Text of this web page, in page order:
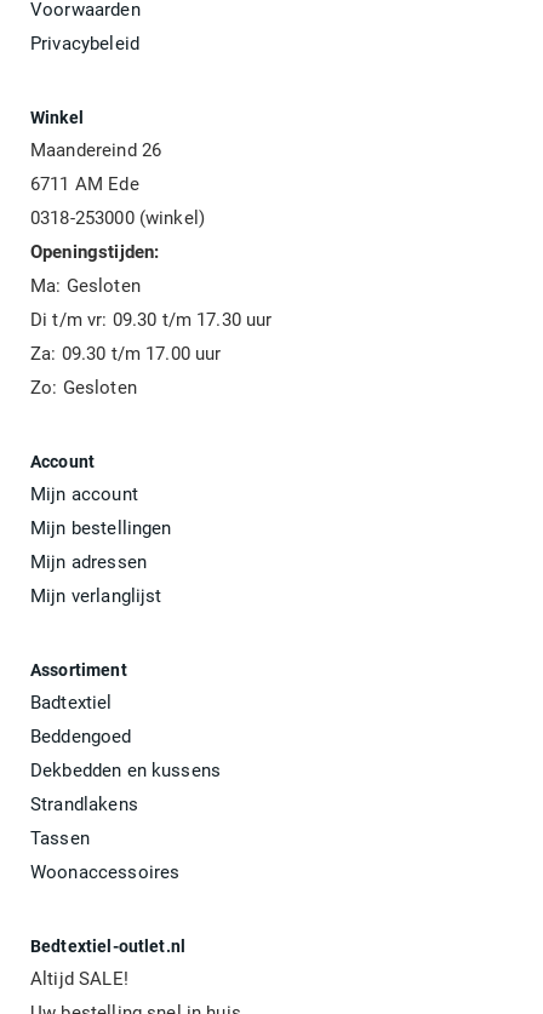
Voorwaarden
Privacybeleid
Winkel
Maandereind 26
6711 AM Ede
0318-253000 (winkel)
Openingstijden:
Ma: Gesloten
Di t/m vr: 09.30 t/m 17.30 uur
Za: 09.30 t/m 17.00 uur
Zo: Gesloten
Account
Mijn account
Mijn bestellingen
Mijn adressen
Mijn verlanglijst
Assortiment
Badtextiel
Beddengoed
Dekbedden en kussens
Strandlakens
Tassen
Woonaccessoires
Bedtextiel-outlet.nl
Altijd SALE!